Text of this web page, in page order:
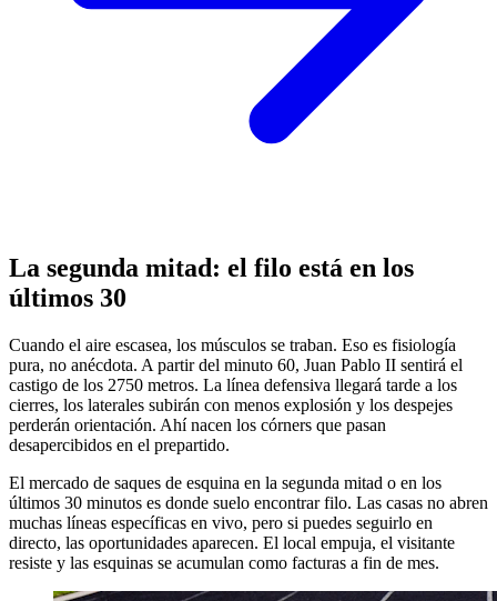
La segunda mitad: el filo está en los
últimos 30
Cuando el aire escasea, los músculos se traban. Eso es fisiología
pura, no anécdota. A partir del minuto 60, Juan Pablo II sentirá el
castigo de los 2750 metros. La línea defensiva llegará tarde a los
cierres, los laterales subirán con menos explosión y los despejes
perderán orientación. Ahí nacen los córners que pasan
desapercibidos en el prepartido.
El mercado de saques de esquina en la segunda mitad o en los
últimos 30 minutos es donde suelo encontrar filo. Las casas no abren
muchas líneas específicas en vivo, pero si puedes seguirlo en
directo, las oportunidades aparecen. El local empuja, el visitante
resiste y las esquinas se acumulan como facturas a fin de mes.